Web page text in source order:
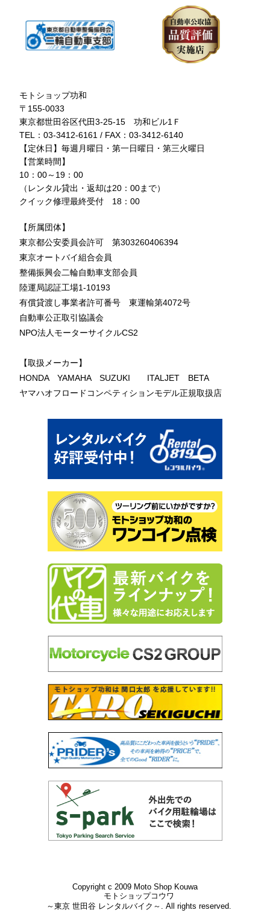
モトショップ功和
〒155-0033
東京都世田谷区代田3-25-15 功和ビル1Ｆ
TEL：03-3412-6161 / FAX：03-3412-6140
【定休日】毎週月曜日・第一日曜日・第三火曜日
【営業時間】
10：00～19：00
（レンタル貸出・返却は20：00まで）
クイック修理最終受付 18：00
【所属団体】
東京都公安委員会許可 第303260406394
東京オートバイ組合会員
整備振興会二輪自動車支部会員
陸運局認証工場1-10193
有償貸渡し事業者許可番号 東運輸第4072号
自動車公正取引協議会
NPO法人モーターサイクルCS2
【取扱メーカー】
HONDA YAMAHA SUZUKI ITALJET BETA
ヤマハオフロードコンペティションモデル正規取扱店
Copyright c 2009 Moto Shop Kouwa
モトショップコウワ
～東京 世田谷 レンタルバイク～. All rights reserved.